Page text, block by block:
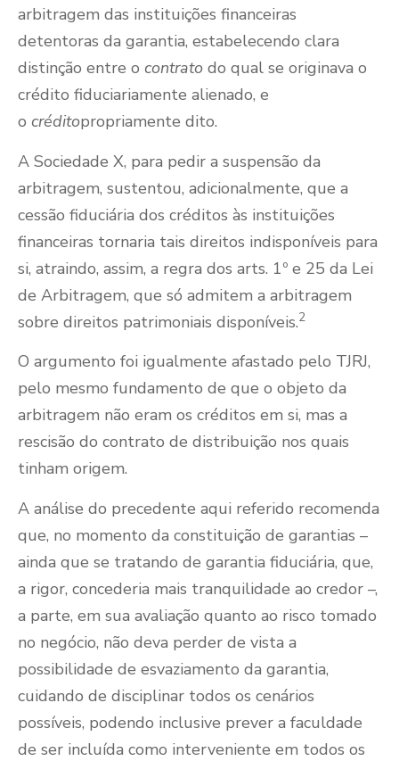
arbitragem das instituições financeiras
detentoras da garantia, estabelecendo clara
distinção entre o contrato do qual se originava o
crédito fiduciariamente alienado, e
o créditopropriamente dito.
A Sociedade X, para pedir a suspensão da
arbitragem, sustentou, adicionalmente, que a
cessão fiduciária dos créditos às instituições
financeiras tornaria tais direitos indisponíveis para
si, atraindo, assim, a regra dos arts. 1º e 25 da Lei
de Arbitragem, que só admitem a arbitragem
sobre direitos patrimoniais disponíveis.2
O argumento foi igualmente afastado pelo TJRJ,
pelo mesmo fundamento de que o objeto da
arbitragem não eram os créditos em si, mas a
rescisão do contrato de distribuição nos quais
tinham origem.
A análise do precedente aqui referido recomenda
que, no momento da constituição de garantias –
ainda que se tratando de garantia fiduciária, que,
a rigor, concederia mais tranquilidade ao credor –,
a parte, em sua avaliação quanto ao risco tomado
no negócio, não deva perder de vista a
possibilidade de esvaziamento da garantia,
cuidando de disciplinar todos os cenários
possíveis, podendo inclusive prever a faculdade
de ser incluída como interveniente em todos os